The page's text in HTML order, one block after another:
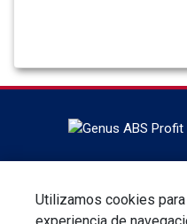
Utilizamos cookies
tecnologías. ABS Global